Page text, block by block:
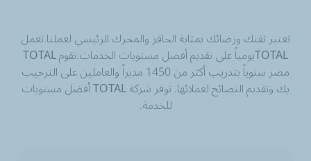
تعتبر ثقتك ورضائك بمثابة الحافز والمحرك الرئيسي لعملنا.تعمل
TOTALيومياً على تقديم أفضل مستويات الخدمات.تقوم TOTAL
مصر سنوياً بتدريب أكثر من 1450 مديراً والعاملين على الترحيب
بك وتقديم النصائح لعملائها. توفر شركة TOTAL أفضل مستويات
للخدمة.